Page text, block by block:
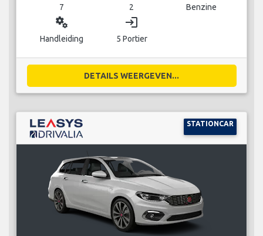
7 2 Benzine
miscellaneous_services
Handleiding
login
5 Portier
DETAILS WEERGEVEN...
STATIONCAR